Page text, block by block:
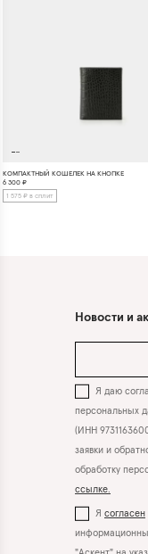
КОМПАКТНЫЙ КОШЕЛЕК НА КНОПКЕ
6 300 ₽
1 575 ₽ в сплит
Новости и
Я даю
персональных
(ИНН
заявки и
обработку
ссылке.
Я согласен